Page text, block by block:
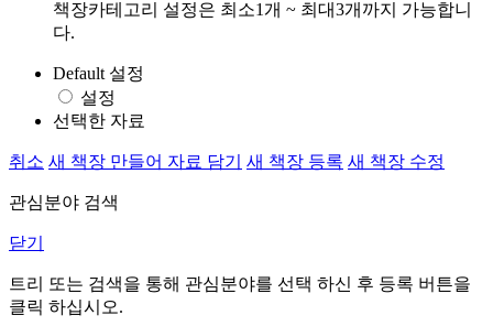
책장카테고리 설정은 최소1개 ~ 최대3개까지 가능합니
다.
Default 설정
설정
선택한 자료
취소 새 책장 만들어 자료 담기 새 책장 등록 새 책장 수정
관심분야 검색
닫기
트리 또는 검색을 통해 관심분야를 선택 하신 후 등록 버튼을
클릭 하십시오.